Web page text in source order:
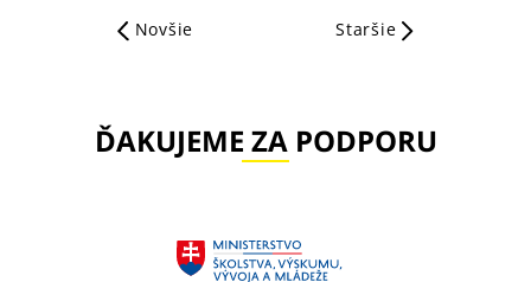
Novšie Staršie
ĎAKUJEME ZA PODPORU